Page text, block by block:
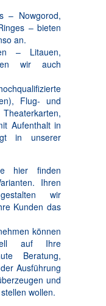
– Nowgorod,
– bieten
an.
– Litauen,
wir auch
Flug- und
Aufenthalt in
in unserer
hier finden
Ihren
wir
Kunden das
können
auf Ihre
Beratung,
Ausführung
und
wollen.